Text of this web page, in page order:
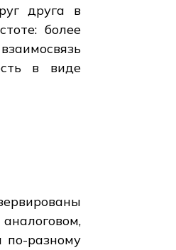
друга в
более
в виде
по-разному